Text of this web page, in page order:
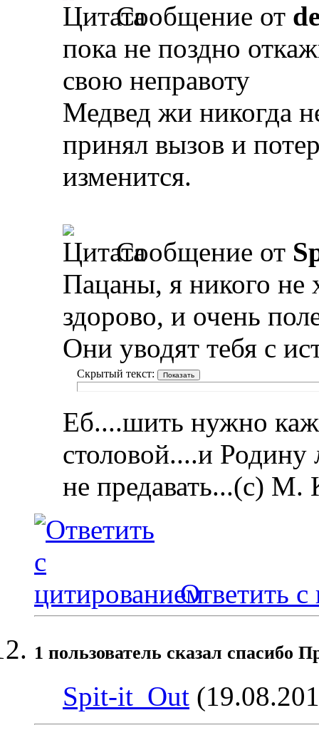
Сообщение от
пока не поздно
свою неправоту
Медвед жи никогда
принял вызов и
изменится.
Сообщение от
Пацаны, я никого не
здорово, и очень
Они уводят тебя с
Скрытый текст:
Еб....шить нужно
столовой....и
не предавать...(с) М.
Ответить с
1 пользователь сказал cпасибо
Spit-it_Out